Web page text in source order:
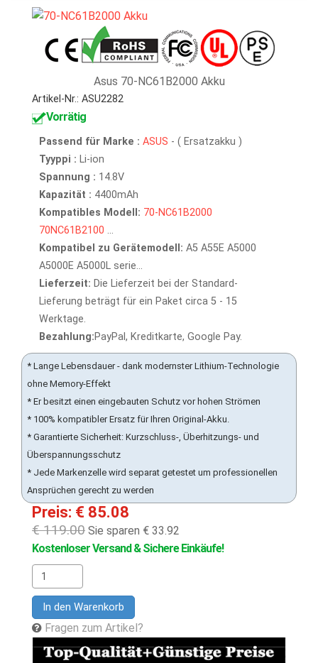
Asus 70-NC61B2000 Akku
Artikel-Nr.: ASU2282
Vorrätig
Passend für Marke : ASUS - ( Ersatzakku )
Tyyppi : Li-ion
Spannung : 14.8V
Kapazität : 4400mAh
Kompatibles Modell: 70-NC61B2000
70NC61B2100 ...
Kompatibel zu Gerätemodell: A5 A55E A5000
A5000E A5000L serie...
Lieferzeit: Die Lieferzeit bei der Standard-
Lieferung beträgt für ein Paket circa 5 - 15
Werktage.
Bezahlung:PayPal, Kreditkarte, Google Pay.
* Lange Lebensdauer - dank modernster Lithium-Technologie
ohne Memory-Effekt
* Er besitzt einen eingebauten Schutz vor hohen Strömen
* 100% kompatibler Ersatz für Ihren Original-Akku.
* Garantierte Sicherheit: Kurzschluss-, Überhitzungs- und
Überspannungsschutz
* Jede Markenzelle wird separat getestet um professionellen
Ansprüchen gerecht zu werden
Preis: € 85.08
€ 119.00 Sie sparen € 33.92
Kostenloser Versand & Sichere Einkäufe!
In den Warenkorb
Fragen zum Artikel?